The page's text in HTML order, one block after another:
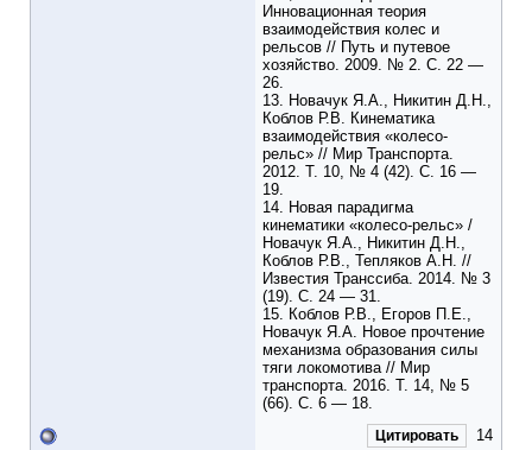
Инновационная теория
взаимодействия колес и
рельсов // Путь и путевое
хозяйство. 2009. № 2. С. 22 —
26.
13. Новачук Я.А., Никитин Д.Н.,
Коблов Р.В. Кинематика
взаимодействия «колесо-
рельс» // Мир Транспорта.
2012. Т. 10, № 4 (42). С. 16 —
19.
14. Новая парадигма
кинематики «колесо-рельс» /
Новачук Я.А., Никитин Д.Н.,
Коблов Р.В., Тепляков А.Н. //
Известия Транссиба. 2014. № 3
(19). С. 24 — 31.
15. Коблов Р.В., Егоров П.Е.,
Новачук Я.А. Новое прочтение
механизма образования силы
тяги локомотива // Мир
транспорта. 2016. Т. 14, № 5
(66). С. 6 — 18.
Цитировать 14